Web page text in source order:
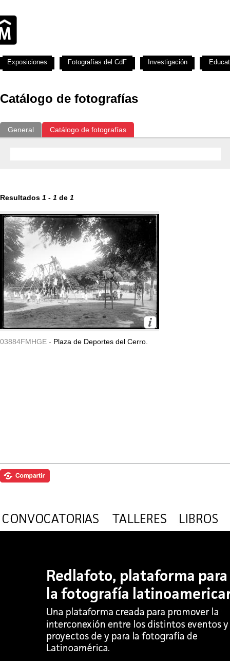
Catálogo de fotografías
General Catálogo de fotografías
Resultados 1 - 1 de 1
03884FMHGE - Plaza de Deportes del Cerro.
Exposiciones Fotografías del CdF Investigación